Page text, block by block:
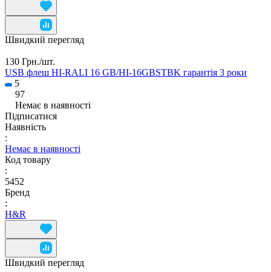
Швидкий перегляд
130 Грн./шт.
USB флеш HI-RALI 16 GB/HI-16GBSTBK гарантія 3 роки
5
97
Немає в наявності
Підписатися
Наявність
:
Немає в наявності
Код товару
:
5452
Бренд
:
H&R
Швидкий перегляд